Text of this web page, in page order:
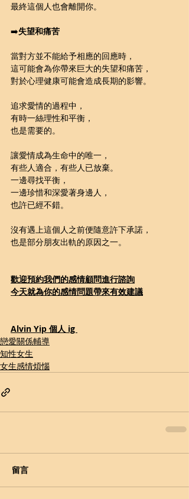
最終這個人也會離開你。
➡️失望和痛苦
當對方並不能給予相應的回應時，
這可能會為你帶來巨大的失望和痛苦，
對於心理健康可能會造成長期的影響。
追求愛情的過程中，
有時一絲理性和平衡，
也是需要的。
讓愛情成為生命中的唯一，
有些人適合，有些人已放棄。
一邊尋找平衡，
一邊珍惜和深愛著身邊人，
也許已經不錯。
沒有遇上這個人之前便隨意許下承諾，
也是部分朋友出軌的原因之一。
歡迎預約我們的感情顧問進行諮詢
今天就為你的感情問題帶來有效建議
Alvin Yip 個人 ig
戀愛關係輔導
知性女生
女生感情煩惱
留言